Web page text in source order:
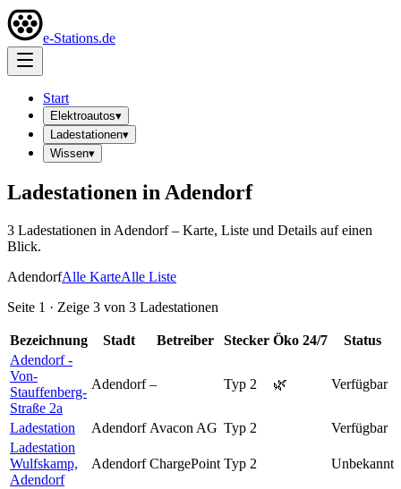
e-Stations.de
Start
Elektroautos▾
Ladestationen▾
Wissen▾
Ladestationen in Adendorf
3 Ladestationen in Adendorf– Karte, Liste und Details auf einen
Blick.
AdendorfAlle KarteAlle Liste
Seite 1 · Zeige 3 von 3 Ladestationen
Bezeichnung Stadt Betreiber Stecker Öko 24/7
Status
Adendorf -
Von-
Stauffenberg-
Straße 2a
Adendorf – Typ 2 🌿 Verfügbar
Ladestation Adendorf Avacon AG Typ 2
Verfügbar
Ladestation
Wulfskamp,
Adendorf
Adendorf ChargePoint Typ 2 Unbekannt